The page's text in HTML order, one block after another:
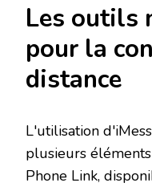
Les outils
pour la
distance
L'utilisation
plusieurs
Phone Link,